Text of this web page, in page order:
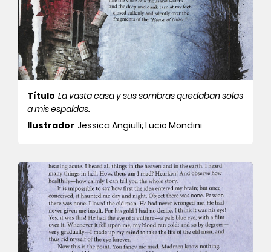
Título La vasta casa y sus sombras quedaban solas
a mis espaldas.
Ilustrador Jessica Angiulli; Lucio Mondini